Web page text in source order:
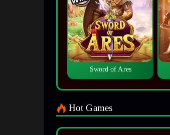
Sword of Ares
Hot Games